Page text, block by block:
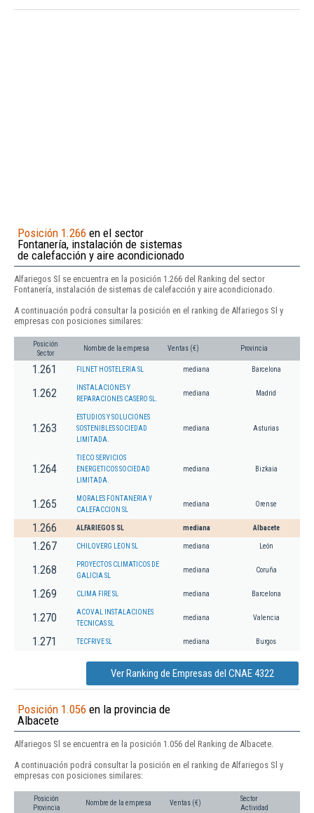
Posición 1.266 en el sector
Fontanería, instalación de sistemas
de calefacción y aire acondicionado
Alfariegos Sl se encuentra en la posición 1.266 del Ranking del sector
Fontanería, instalación de sistemas de calefacción y aire acondicionado.
A continuación podrá consultar la posición en el ranking de Alfariegos Sl y
empresas con posiciones similares:
Posición
Sector
Nombre de la empresa Ventas (€) Provincia
1.261 FILNET HOSTELERIA SL mediana Barcelona
1.262
INSTALACIONES Y
REPARACIONES CASERO SL.
mediana Madrid
1.263
ESTUDIOS Y SOLUCIONES
SOSTENIBLES SOCIEDAD
LIMITADA.
mediana Asturias
1.264
TIECO SERVICIOS
ENERGETICOS SOCIEDAD
LIMITADA.
mediana Bizkaia
1.265
MORALES FONTANERIA Y
CALEFACCION SL
mediana Orense
1.266 ALFARIEGOS SL mediana Albacete
1.267 CHILOVERG LEON SL mediana León
1.268
PROYECTOS CLIMATICOS DE
GALICIA SL
mediana Coruña
1.269 CLIMA FIRE SL mediana Barcelona
1.270
ACOVAL INSTALACIONES
TECNICAS SL
mediana Valencia
1.271 TECFRIVE SL mediana Burgos
Ver Ranking de Empresas del CNAE 4322
Posición 1.056 en la provincia de
Albacete
Alfariegos Sl se encuentra en la posición 1.056 del Ranking de Albacete.
A continuación podrá consultar la posición en el ranking de Alfariegos Sl y
empresas con posiciones similares:
Posición
Provincia
Nombre de la empresa Ventas (€)
Sector
Actividad